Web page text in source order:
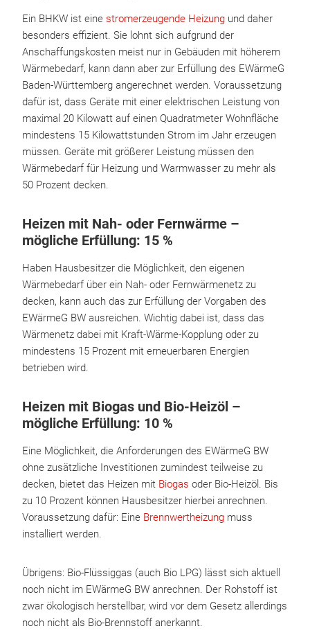
Ein BHKW ist eine stromerzeugende Heizung und daher
besonders effizient. Sie lohnt sich aufgrund der
Anschaffungskosten meist nur in Gebäuden mit höherem
Wärmebedarf, kann dann aber zur Erfüllung des EWärmeG
Baden-Württemberg angerechnet werden. Voraussetzung
dafür ist, dass Geräte mit einer elektrischen Leistung von
maximal 20 Kilowatt auf einen Quadratmeter Wohnfläche
mindestens 15 Kilowattstunden Strom im Jahr erzeugen
müssen. Geräte mit größerer Leistung müssen den
Wärmebedarf für Heizung und Warmwasser zu mehr als
50 Prozent decken.
Heizen mit Nah- oder Fernwärme –
mögliche Erfüllung: 15 %
Haben Hausbesitzer die Möglichkeit, den eigenen
Wärmebedarf über ein Nah- oder Fernwärmenetz zu
decken, kann auch das zur Erfüllung der Vorgaben des
EWärmeG BW ausreichen. Wichtig dabei ist, dass das
Wärmenetz dabei mit Kraft-Wärme-Kopplung oder zu
mindestens 15 Prozent mit erneuerbaren Energien
betrieben wird.
Heizen mit Biogas und Bio-Heizöl –
mögliche Erfüllung: 10 %
Eine Möglichkeit, die Anforderungen des EWärmeG BW
ohne zusätzliche Investitionen zumindest teilweise zu
decken, bietet das Heizen mit Biogas oder Bio-Heizöl. Bis
zu 10 Prozent können Hausbesitzer hierbei anrechnen.
Voraussetzung dafür: Eine Brennwertheizung muss
installiert werden.
Übrigens: Bio-Flüssiggas (auch Bio LPG) lässt sich aktuell
noch nicht im EWärmeG BW anrechnen. Der Rohstoff ist
zwar ökologisch herstellbar, wird vor dem Gesetz allerdings
noch nicht als Bio-Brennstoff anerkannt.